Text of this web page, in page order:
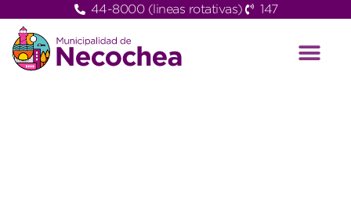
44-8000 (lineas rotativas) 147